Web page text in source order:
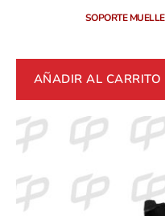
SOPORTE
AÑADIR AL CARRITO